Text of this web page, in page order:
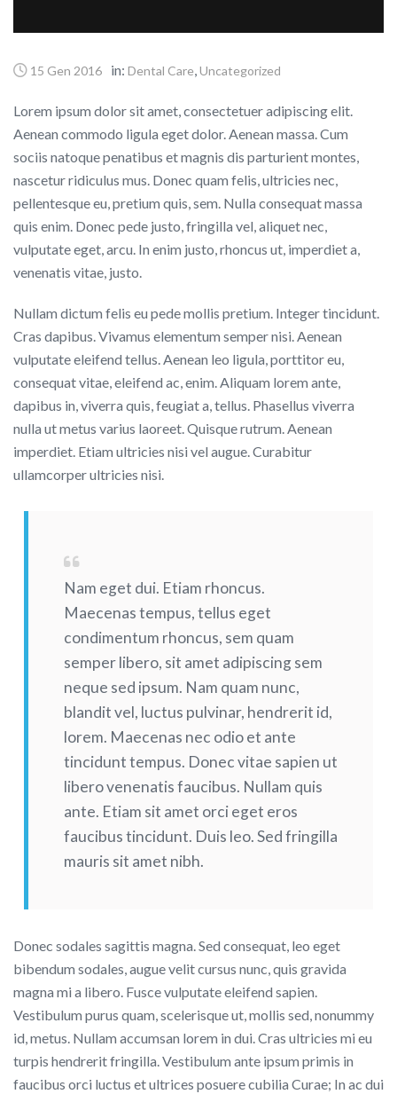
15 Gen 2016 in: Dental Care,Uncategorized
Lorem ipsum dolor sit amet, consectetuer adipiscing elit.
Aenean commodo ligula eget dolor. Aenean massa. Cum
sociis natoque penatibus et magnis dis parturient montes,
nascetur ridiculus mus. Donec quam felis, ultricies nec,
pellentesque eu, pretium quis, sem. Nulla consequat massa
quis enim. Donec pede justo, fringilla vel, aliquet nec,
vulputate eget, arcu. In enim justo, rhoncus ut, imperdiet a,
venenatis vitae, justo.
Nullam dictum felis eu pede mollis pretium. Integer tincidunt.
Cras dapibus. Vivamus elementum semper nisi. Aenean
vulputate eleifend tellus. Aenean leo ligula, porttitor eu,
consequat vitae, eleifend ac, enim. Aliquam lorem ante,
dapibus in, viverra quis, feugiat a, tellus. Phasellus viverra
nulla ut metus varius laoreet. Quisque rutrum. Aenean
imperdiet. Etiam ultricies nisi vel augue. Curabitur
ullamcorper ultricies nisi.
Nam eget dui. Etiam rhoncus.
Maecenas tempus, tellus eget
condimentum rhoncus, sem quam
semper libero, sit amet adipiscing sem
neque sed ipsum. Nam quam nunc,
blandit vel, luctus pulvinar, hendrerit id,
lorem. Maecenas nec odio et ante
tincidunt tempus. Donec vitae sapien ut
libero venenatis faucibus. Nullam quis
ante. Etiam sit amet orci eget eros
faucibus tincidunt. Duis leo. Sed fringilla
mauris sit amet nibh.
Donec sodales sagittis magna. Sed consequat, leo eget
bibendum sodales, augue velit cursus nunc, quis gravida
magna mi a libero. Fusce vulputate eleifend sapien.
Vestibulum purus quam, scelerisque ut, mollis sed, nonummy
id, metus. Nullam accumsan lorem in dui. Cras ultricies mi eu
turpis hendrerit fringilla. Vestibulum ante ipsum primis in
faucibus orci luctus et ultrices posuere cubilia Curae; In ac dui